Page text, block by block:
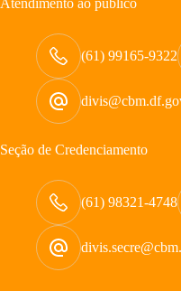
Atendimento ao público
(61) 99165-9322
Seção de Credenciamento
(61) 98321-4748